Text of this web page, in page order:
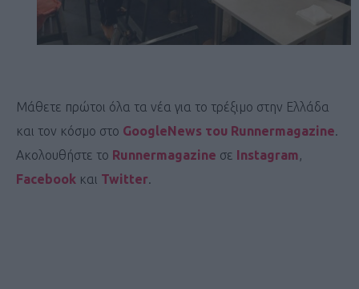
Μάθετε πρώτοι όλα τα νέα για το τρέξιμο στην Ελλάδα
και τον κόσμο στο GoogleNews του Runnermagazine.
Ακολουθήστε το Runnermagazine σε Instagram,
Facebook και Twitter.